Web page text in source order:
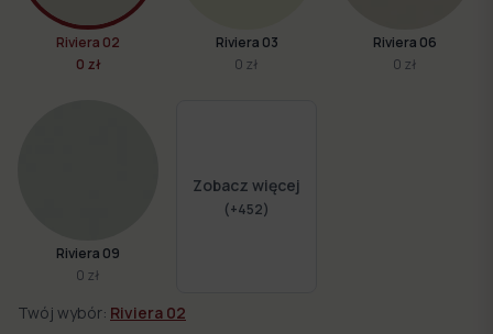
Riviera 02
0 zł
Riviera 03
0 zł
Riviera 06
0 zł
Riviera 09
0 zł
Zobacz więcej
(+452)
Twój wybór: Riviera 02